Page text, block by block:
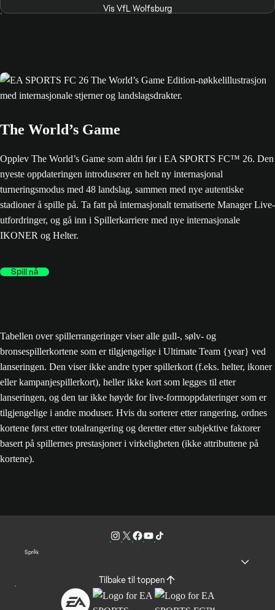
Vis VfL Wolfsburg
The World’s Game
Opplev The World’s Game som aldri før i EA SPORTS FC™ 26. Den
nyeste oppdateringen introduserer en helt ny internasjonal
turneringsmodus med 48 landslag, sammen med nye autentiske
stadioner å spille på. Ta fatt på internasjonalt tematiserte Manager Live-
utfordringer, og gå inn i Spillerkarriere med nye internasjonale
IKONER og Helter.
Spill nå
Tabellen over spillerrangeringer viser alle gull-, sølv- og
bronsespillerkortene som er tilgjengelige i Ultimate Team {year} ved
lanseringen. Den viser ikke andre typer spillerkort (f.eks. helter, ikoner
eller kampanjespillerkort), heller ikke kort som legges til etter
lanseringen, og den tar ikke høyde for live-formoppdateringer som er
tilgjengelige i andre moduser. Hvis du sorterer etter rangering, ordnes
kortene først etter totalrangering og deretter etter subjektive faktorer
basert på spillernes prestasjoner i virkeligheten (ikke attributtene på
kortene).
Språk
Tilbake til toppen